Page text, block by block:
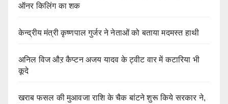
ऑनर किलिंग का शक
केन्द्रीय मंत्री कृष्णपाल गुर्जर ने नेताओं को बताया मदमस्त हाथी
अनिल विज औऱ कैप्टन अजय यादव के ट्वीट वार में कटारिया भी
कूदे
खराब फसल की मुआवजा राशि के चैक बांटने शुरू किये सरकार ने,